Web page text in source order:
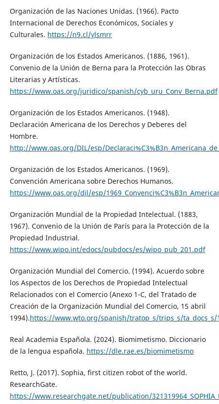
Organización de las Naciones Unidas. (1966). Pacto
Internacional de Derechos Económicos, Sociales y
Culturales. https://n9.cl/ylsmrr
Organización de los Estados Americanos. (1886, 1961).
Convenio de la Unión de Berna para la Protección las Obras
Literarias y Artísticas.
https://www.oas.org/juridico/spanish/cyb_uru_Conv_Berna.pdf
Organización de los Estados Americanos. (1948).
Declaración Americana de los Derechos y Deberes del
Hombre.
http://www.oas.org/DIL/esp/
Organización de los Estados Americanos. (1969).
Convención Americana sobre Derechos Humanos.
https://www.oas.org/dil/esp/
Organización Mundial de la Propiedad Intelectual. (1883,
1967). Convenio de la Unión de París para la Protección de la
Propiedad Industrial.
https://www.wipo.int/edocs/pubdocs/es/wipo_pub_201.pdf
Organización Mundial del Comercio. (1994). Acuerdo sobre
los Aspectos de los Derechos de Propiedad Intelectual
Relacionados con el Comercio (Anexo 1-C, del Tratado de
Creación de la Organización Mundial del Comercio, 15 abril
1994).https://www.wto.org/spanish/tratop_s/trips_s/
Real Academia Española. (2024). Biomimetismo. Diccionario
de la lengua española. https://dle.rae.es/biomimetismo
Retto, J. (2017). Sophia, first citizen robot of the world.
ResearchGate.
https://www.researchgate.net/publication/